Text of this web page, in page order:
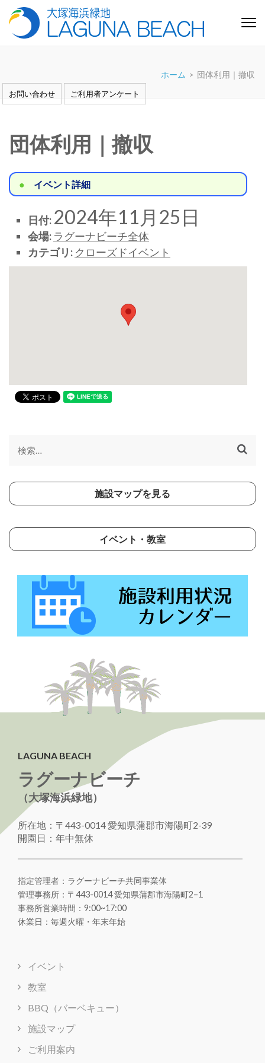
ン
ス
キ
(Enter
押
す)
大塚海浜緑地「ラグーナビー
お問い合わせ ご利用者アンケート
ホーム > 団体利用｜撤収
団体利用｜撤収
イベント詳細
日付: 2024年11月25日
会場: ラグーナビーチ全体
カテゴリ: クローズドイベント
検
施設マップを見る
イベント・教室
LAGUNA BEACH
ラグーナビーチ
（大塚海浜緑地）
所在地：〒443-0014 愛知県蒲郡市海陽町2-39
開園日：年中無休
指定管理者：ラグーナビーチ共同事業体
管理事務所：〒443-0014 愛知県蒲郡市海陽町2–1
事務所営業時間：9:00~17:00
休業日：毎週火曜・年末年始
イベント
教室
BBQ（バーベキュー）
施設マップ
ご利用案内